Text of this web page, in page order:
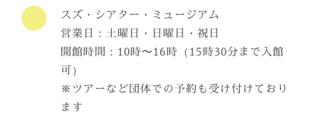
スズ・シアター・ミュージアム
営業日：土曜日・日曜日・祝日
開館時間：10時〜16時（15時30分まで入館
可）
※ツアーなど団体での予約も受け付けており
ます